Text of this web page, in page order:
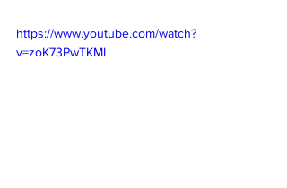
https://www.youtube.com/watch?
v=zoK73PwTKMI